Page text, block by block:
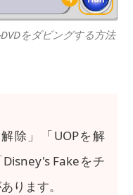
をダビングする方法
除」「UOPを解
Fakeをチ
ります。